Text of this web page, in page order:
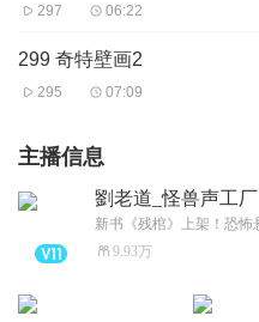
297 06:22
299 奇特壁画2
295 07:09
主播信息
劉老道_怪兽声工厂
9.93万